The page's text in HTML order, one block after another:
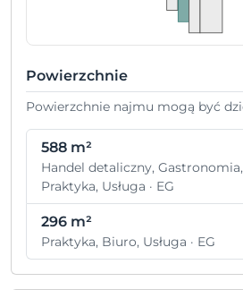
Powierzchnie
Powierzchnie najmu mogą być
588 m²
Handel detaliczny, Gastronomia,
Praktyka, Usługa · EG
296 m²
Praktyka, Biuro, Usługa · EG